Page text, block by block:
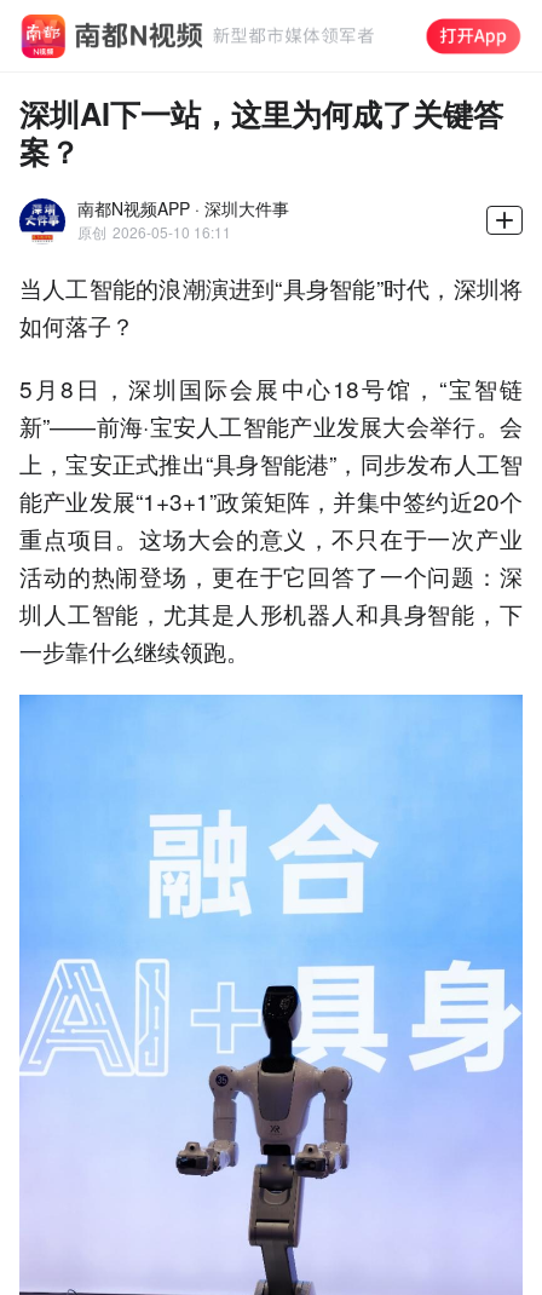
深圳AI下一站，这里为何成了关键答
案？
南都N视频APP · 深圳大件事
原创 2026-05-10 16:11
当人工智能的浪潮演进到“具身智能”时代，深圳将
如何落子？
5月8日，深圳国际会展中心18号馆，“宝智链
新”——前海·宝安人工智能产业发展大会举行。会
上，宝安正式推出“具身智能港”，同步发布人工智
能产业发展“1+3+1”政策矩阵，并集中签约近20个
重点项目。这场大会的意义，不只在于一次产业
活动的热闹登场，更在于它回答了一个问题：深
圳人工智能，尤其是人形机器人和具身智能，下
一步靠什么继续领跑。